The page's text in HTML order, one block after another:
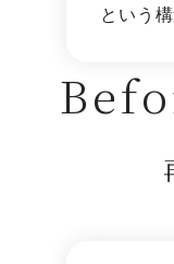
という